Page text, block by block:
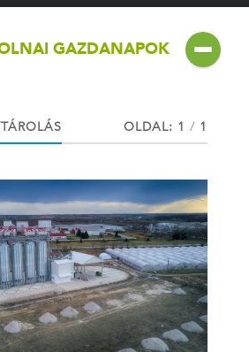
GAZDANAPOK
OLDAL: 1 / 1